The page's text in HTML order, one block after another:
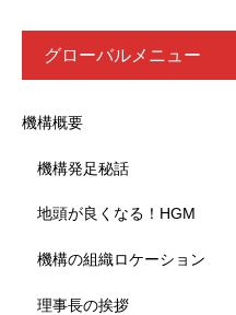
グローバルメニュー
機構概要
機構発足秘話
地頭が良くなる！HGM
機構の組織ロケーション
理事長の挨拶